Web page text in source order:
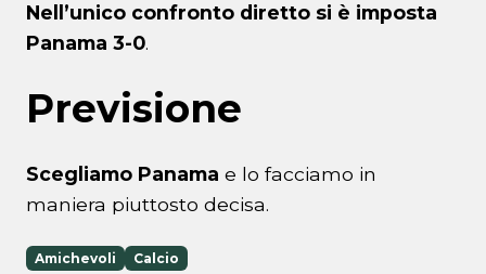
Nell’unico confronto diretto si è imposta
Panama 3-0.
Previsione
Scegliamo Panama e lo facciamo in
maniera piuttosto decisa.
Amichevoli Calcio